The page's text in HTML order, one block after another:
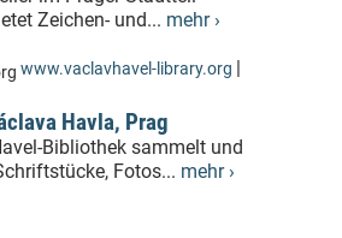
Zeichen- und... mehr ›
www.vaclavhavel-library.org |
Havla, Prag
Bibliothek sammelt und
Fotos... mehr ›